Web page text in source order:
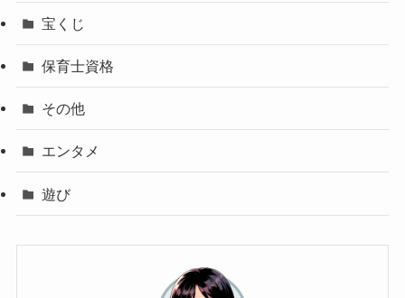
宝くじ
保育士資格
その他
エンタメ
遊び